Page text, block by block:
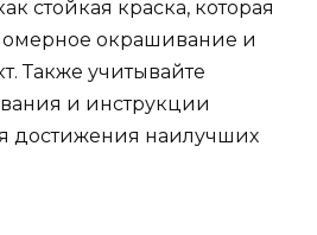
стойкая краска, которая
окрашиваниe и
Также учитывайтe
и инструкции
доcтижения наилучших